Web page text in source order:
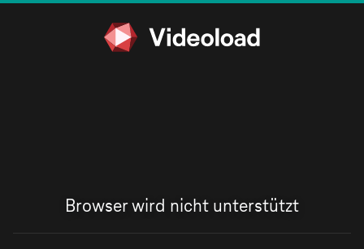
Browser wird nicht unterstützt